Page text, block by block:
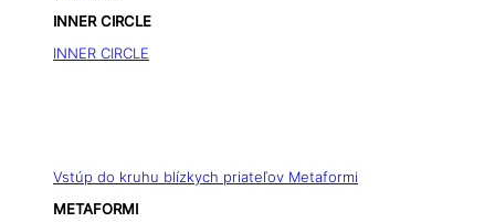
INNER CIRCLE
INNER CIRCLE
Vstúp do kruhu blízkych priateľov Metaformi
METAFORMI